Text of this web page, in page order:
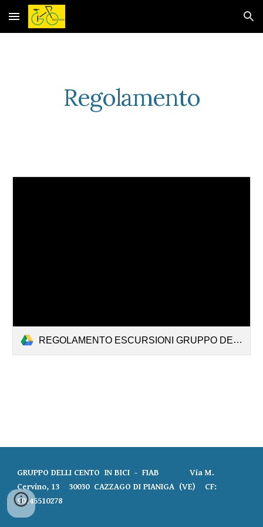
Skip to main content Skip to navigation
Regolamento
REGOLAMENTO ESCURSIONI GRUPPO DELLI CENTO IN BICI 2011.pdf
GRUPPO DELLI CENTO IN BICI - FIAB Via M.
Cervino, 13 30030 CAZZAGO DI PIANIGA (VE) CF:
90145510278